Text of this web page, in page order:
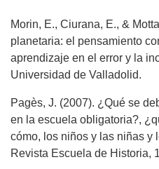
Morin, E., Ciurana, E., &
planetaria: el pensamiento
aprendizaje en el error y la
Universidad de Valladolid.
Pagès, J. (2007). ¿Qué se
en la escuela obligatoria?,
cómo, los niños y las niñas y
Revista Escuela de Historia,